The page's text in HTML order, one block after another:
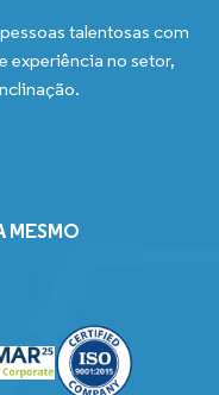
talentosas com
experiência no setor,
MESMO